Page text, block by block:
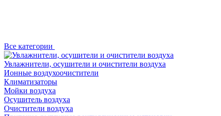
Все категории
Увлажнители, осушители и очистители воздуха
Ионные воздухоочистители
Климатизаторы
Мойки воздуха
Осушитель воздуха
Очистители воздуха